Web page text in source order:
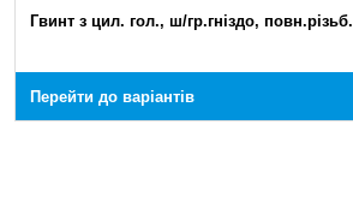
Гвинт з цил. гол., ш/гр.гніздо, повн.різьб.
Перейти до варіантів